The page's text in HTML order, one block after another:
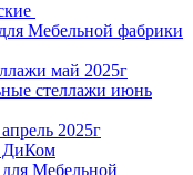
Мебельной фабрики
май 2025г
стеллажи июнь
2025г
ДиКом
Мебельной